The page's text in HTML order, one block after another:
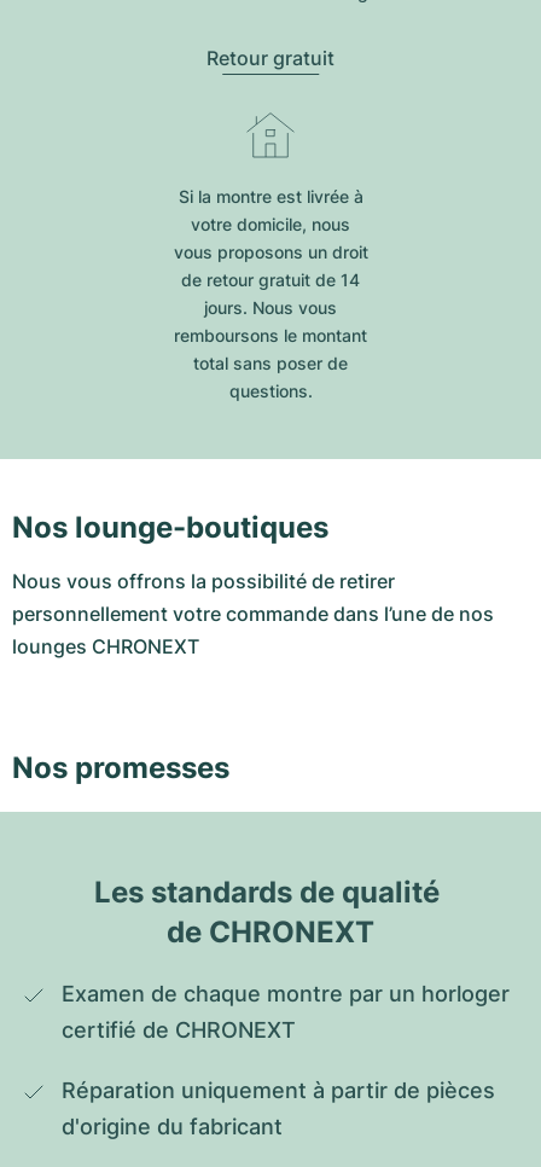
Retour gratuit
Si la montre est livrée à
votre domicile, nous
vous proposons un droit
de retour gratuit de 14
jours. Nous vous
remboursons le montant
total sans poser de
questions.
Nos lounge-boutiques
Nous vous offrons la possibilité de retirer
personnellement votre commande dans l’une de nos
lounges CHRONEXT
Nos promesses
Les standards de qualité
de CHRONEXT
Examen de chaque montre par un horloger
certifié de CHRONEXT
Réparation uniquement à partir de pièces
d'origine du fabricant